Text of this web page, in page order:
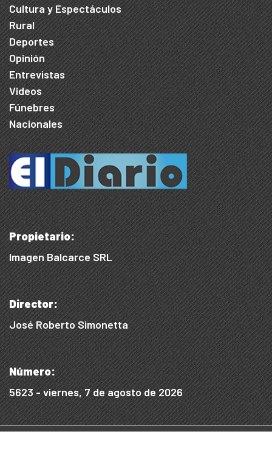
Cultura y Espectáculos
Rural
Deportes
Opinión
Entrevistas
Videos
Fúnebres
Nacionales
Propietario:
Imagen Balcarce SRL
Director:
José Roberto Simonetta
Número:
5623 - viernes, 7 de agosto de 2026